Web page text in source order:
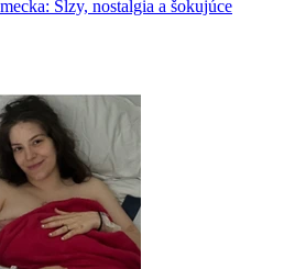
Slzy, nostalgia a šokujúce